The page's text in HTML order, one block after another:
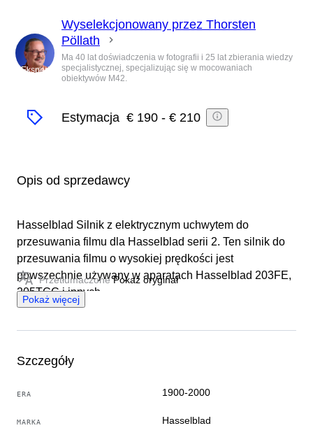
Ekspert
Wyselekcjonowany przez Thorsten
Pöllath
Ma 40 lat doświadczenia w fotografii i 25 lat zbierania wiedzy
specjalistycznej, specjalizując się w mocowaniach
obiektywów M42.
Estymacja € 190 - € 210
Opis od sprzedawcy
Hasselblad Silnik z elektrycznym uchwytem do
przesuwania filmu dla Hasselblad serii 2. Ten silnik do
przesuwania filmu o wysokiej prędkości jest
powszechnie używany w aparatach Hasselblad 203FE,
205TCC i innych.
Z bateriami AA.
sprawny.
Przetłumaczone Pokaż oryginał
Pokaż więcej
Szczegóły
ERA 1900-2000
MARKA Hasselblad